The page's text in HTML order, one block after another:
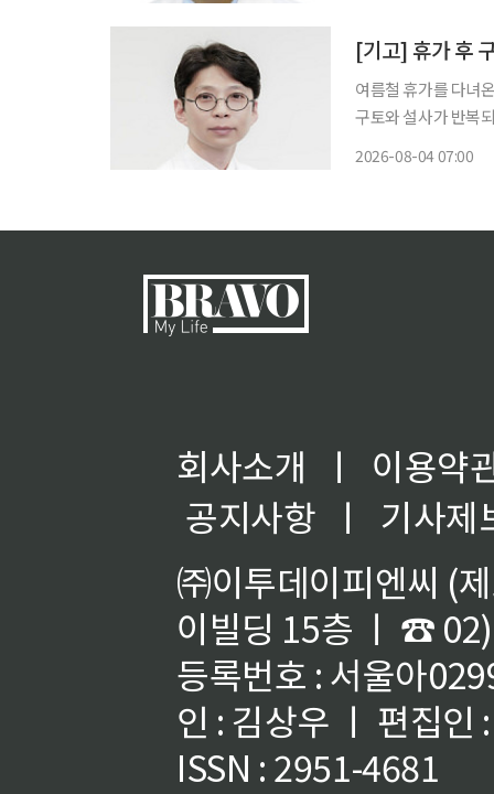
[기고] 휴가 후
여름철 휴가를 다녀
구토와 설사가 반복되
2026-08-04 07:00
회사소개 ㅣ
이용약
공지사항
ㅣ
기사제
㈜이투데이피엔씨 (
이빌딩 15층 ㅣ ☎
등록번호 : 서울아
인 : 김상우 ㅣ 편집인
ISSN : 2951-4681